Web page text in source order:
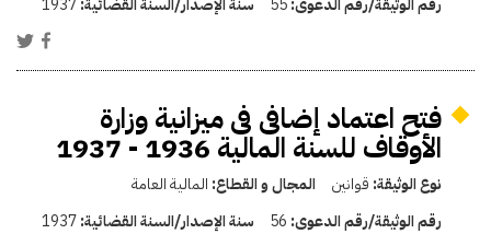
فتح اعتماد إضافى فى ميزانية وزارة
الأوقاف للسنة المالية 1936 - 1937
نوع الوثيقة: قوانين المجال و القطاع: المالية العامة
رقم الوثيقة/رقم الدعوى: 56 سنة الإصدار/السنة القضائية:1937